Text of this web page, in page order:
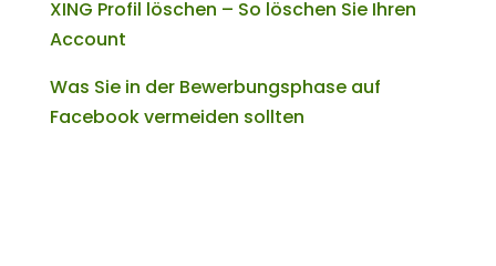
XING Profil löschen – So löschen Sie Ihren
Account
Was Sie in der Bewerbungsphase auf
Facebook vermeiden sollten